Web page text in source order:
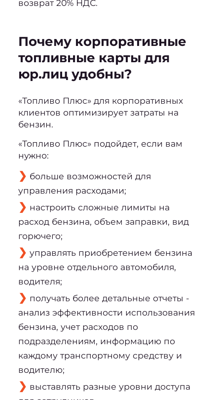
возврат 20% НДС.
Почему корпоративные
топливные карты для
юр.лиц удобны?
«Топливо Плюс» для корпоративных
клиентов оптимизирует затраты на
бензин.
«Топливо Плюс» подойдет, если вам
нужно:
больше возможностей для
управления расходами;
настроить сложные лимиты на
расход бензина, объем заправки, вид
горючего;
управлять приобретением бензина
на уровне отдельного автомобиля,
водителя;
получать более детальные отчеты -
анализ эффективности использования
бензина, учет расходов по
подразделениям, информацию по
каждому транспортному средству и
водителю;
выставлять разные уровни доступа